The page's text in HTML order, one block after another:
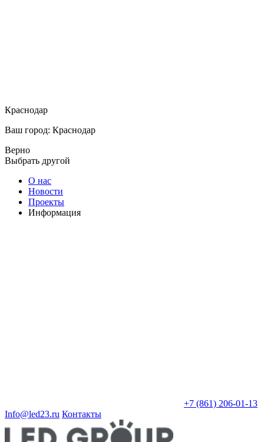
Краснодар
Ваш город: Краснодар
Верно
Выбрать другой
О нас
Новости
Проекты
Информация
+7 (861) 206-01-13
Info@led23.ru Контакты